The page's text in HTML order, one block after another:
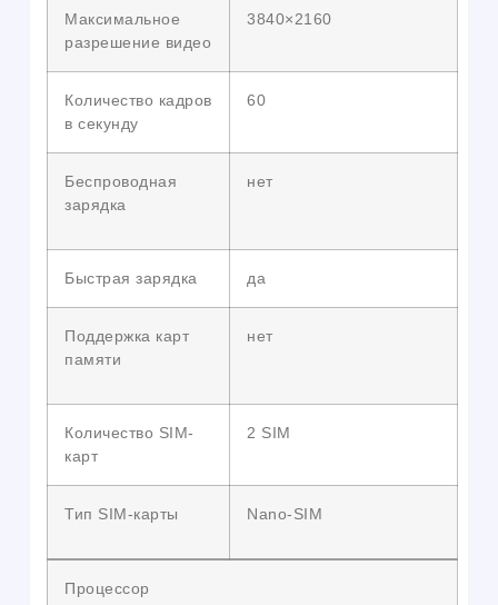
Максимальное
разрешение видео
3840×2160
Количество кадров
в секунду
60
Беспроводная
зарядка
нет
Быстрая зарядка да
Поддержка карт
памяти
нет
Количество SIM-
карт
2 SIM
Тип SIM-карты Nano-SIM
Процессор